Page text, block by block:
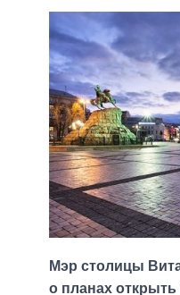
Мэр столицы
о планах